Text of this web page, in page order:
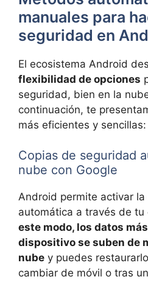
manuales para
seguridad en
El ecosistema Android
flexibilidad de opciones
seguridad, bien en la
continuación, te
más eficientes y sencillas:
Copias de seguridad
nube con Google
Android permite activar
automática a través de tu
este modo, los datos
dispositivo se suben de
nube y puedes
cambiar de móvil o tras